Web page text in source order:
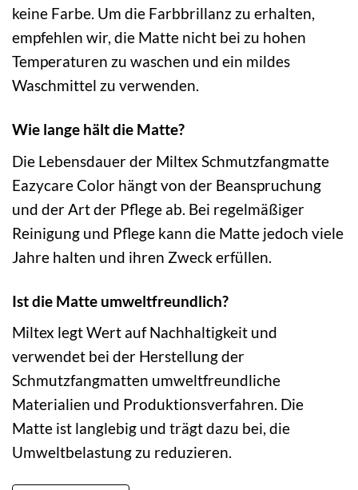
keine Farbe. Um die Farbbrillanz zu erhalten,
empfehlen wir, die Matte nicht bei zu hohen
Temperaturen zu waschen und ein mildes
Waschmittel zu verwenden.
Wie lange hält die Matte?
Die Lebensdauer der Miltex Schmutzfangmatte
Eazycare Color hängt von der Beanspruchung
und der Art der Pflege ab. Bei regelmäßiger
Reinigung und Pflege kann die Matte jedoch viele
Jahre halten und ihren Zweck erfüllen.
Ist die Matte umweltfreundlich?
Miltex legt Wert auf Nachhaltigkeit und
verwendet bei der Herstellung der
Schmutzfangmatten umweltfreundliche
Materialien und Produktionsverfahren. Die
Matte ist langlebig und trägt dazu bei, die
Umweltbelastung zu reduzieren.